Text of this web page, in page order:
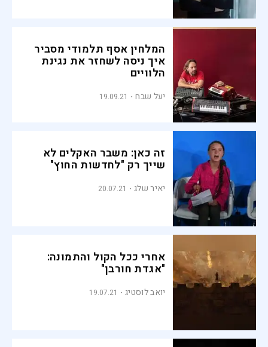
המלחין אסף תלמודי מסביר
איך ניסה לשחזר את נגינת
הלוויים
יעל שבח 19.09.21
זה כאן: משבר האקלים לא
שייך רק "לחדשות החוץ"
יאיר שלג 20.07.21
אחרי ככל הקול והתמונה:
"אגדת חורבן"
יואב לוסטיג 19.07.21